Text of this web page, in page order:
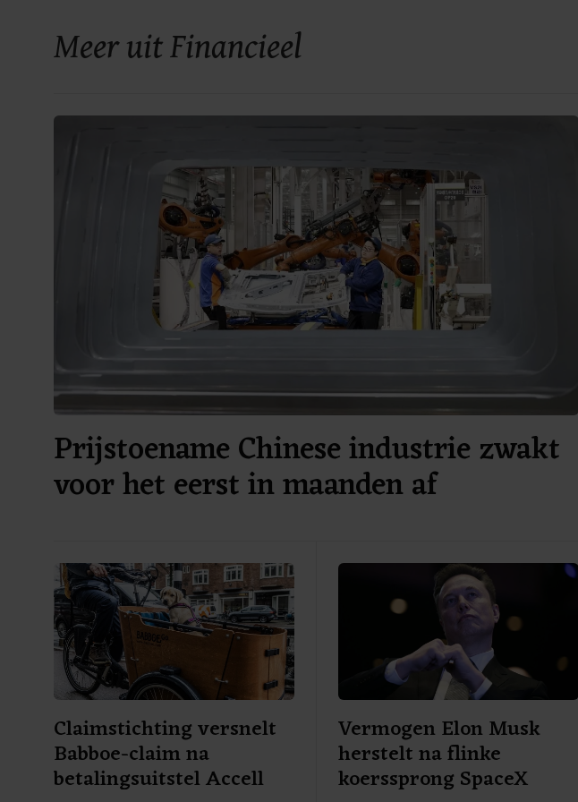
Meer uit Financieel
Prijstoename Chinese industrie zwakt
voor het eerst in maanden af
Claimstichting versnelt
Babboe-claim na
betalingsuitstel Accell
Vermogen Elon Musk
herstelt na flinke
koerssprong SpaceX